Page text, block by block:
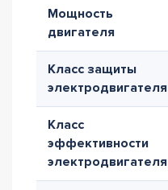
Мощность
двигателя
Класс защиты
электродвигателя
Класс
эффективности
электродвигателя